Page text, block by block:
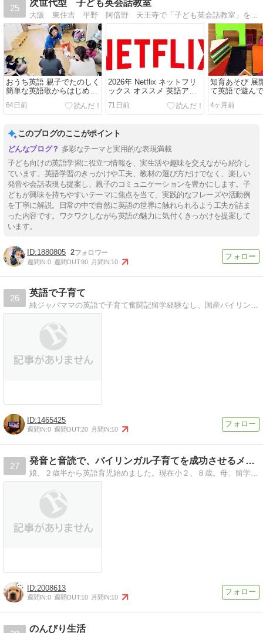
25
次世代型 子ども英会話教室
大阪 東住吉 平野 阿倍野 天王寺で「子ども英会話教室」を運営しています。これからの未来輝く子供たちへ、親子英語や教室のレッスンレポートなど綴っています。
おうち英語 親子でたのしく
簡単な英語歌からはじめて
みよう♪ おすすめ5曲
64日前
2026年 Netflix ネットフリ
ックス オススメ 英語アニ
メ15選
71日前
知育あそび 展
て英語で遊ん
4ヶ月前
このブログのここがポイント
多彩なテーマと実用的な表現満載
子ども向けの英語学習に役立つ情報を、実生活や趣味を交えながら紹介し
ています。英語学習のきっかけや工夫、教材の選び方だけでなく、楽しい
発音や会話表現も提案し、親子のコミュニケーションを豊かにします。子
どもが興味を持ちやすいテーマに焦点を当て、実践的なフレーズや活動例
を丁寧に解説。日常の中で自然に英語の世界に触れられるよう工夫が詰ま
った内容です。ワクワクしながら英語の魅力に気付くきっかけを提案して
います。
1880805 2
週間IN:0 週間OUT:90 月間IN:10
26
英語で子育て
純ジャパママの英語で子育て奮闘記留学経験なし、国産バイリンガルママが、楽しく英語で子育ての日常をリポートします
1465425
週間IN:0 週間OUT:20 月間IN:10
27
発音と音読で、バイリンガル子育てを成功させるメソッド
娘、２歳半から英語育児始めました。現在小２、８歳。母、留学経験ありの英会話講師です。
2008613
週間IN:0 週間OUT:10 月間IN:10
のんびり生活